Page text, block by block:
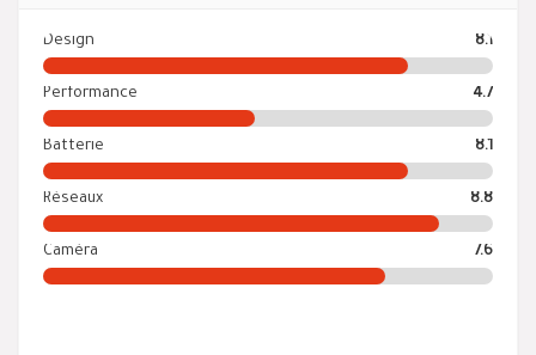
Design 8.1
Performance 4.7
Batterie 8.1
Réseaux 8.8
Caméra 7.6